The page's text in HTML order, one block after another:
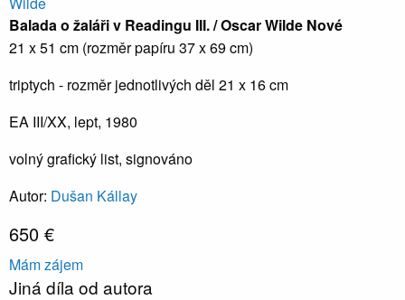
Balada o žaláři v Readingu III. / Oscar Wilde Nové
21 x 51 cm (rozměr papíru 37 x 69 cm)
triptych - rozměr jednotlivých děl 21 x 16 cm
EA III/XX, lept, 1980
volný grafický list, signováno
Autor: Dušan Kállay
650 €
Mám zájem
Jiná díla od autora